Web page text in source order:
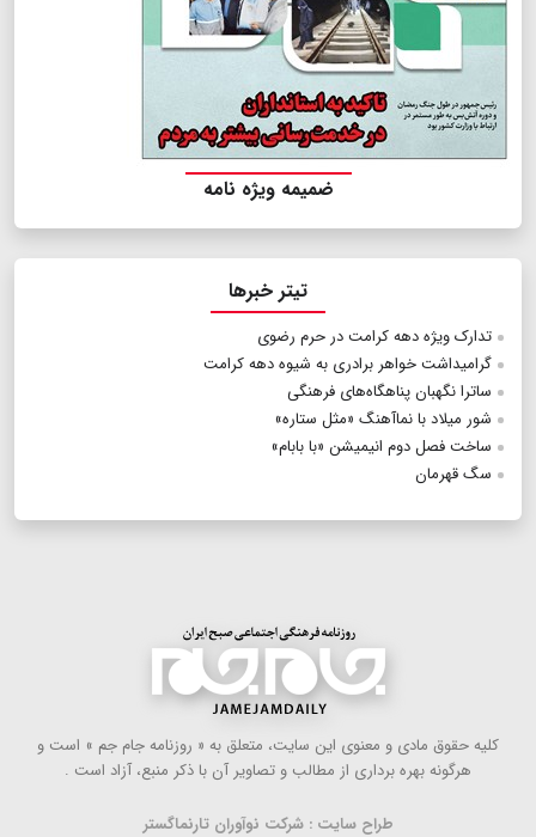
ضمیمه ویژه نامه
تیتر خبرها
تدارک ویژه دهه کرامت در حرم رضوی
گرامیداشت خواهر برادری به شیوه دهه کرامت
ساترا نگهبان پناهگاه‌های فرهنگی
شور میلاد با نماآهنگ «مثل ستاره‌»
ساخت فصل دوم انیمیشن «با بابام»
سگ قهرمان
كلیه حقوق مادی و معنوی این سایت، متعلق به « روزنامه جام جم » است و
هرگونه بهره ‌برداری از مطالب و تصاویر آن با ذكر منبع، آزاد است .
طراح سایت : شرکت نوآوران تارنماگستر